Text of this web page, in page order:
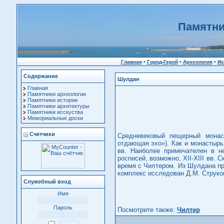
Главная• Город-Герой• Археология•
Содержание
Главная
Памятники археологии
Памятники истории
Памятники архитектуры
Памятники исскуства
Мемориальные доски
Счетчики
Служебный вход
Имя
Пароль
Шулдан
Средневековый пещерный
отдающая эхо»). Как и
вв. Наиболее примечателен в
росписей, возможно, XII-XIII вв.
время с Чилтером. Из Шулдана
комплекс исследован Д.М.
Посмотрите также: Чилтер